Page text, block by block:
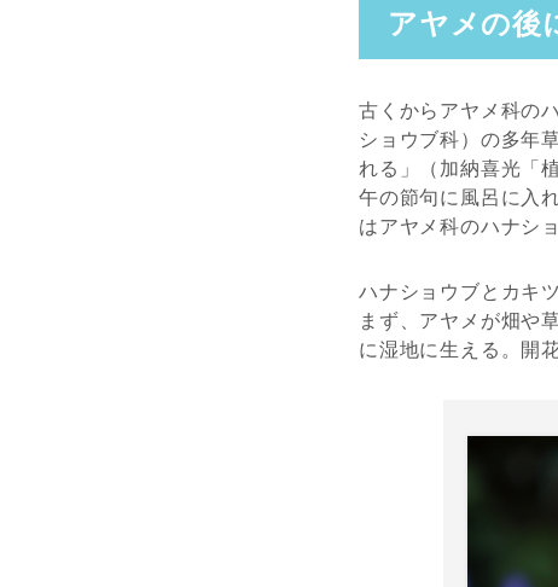
アヤメの後
古くからアヤメ科の
ショウブ科）の多年
れる」（加納喜光「
午の節句に風呂に入
はアヤメ科のハナシ
ハナショウブとカキ
まず、アヤメが畑や
に湿地に生える。開